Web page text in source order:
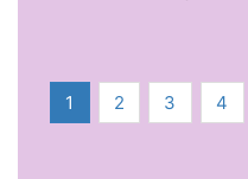
1 2 3 4